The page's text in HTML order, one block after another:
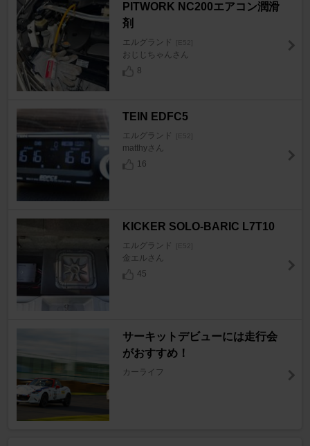
PITWORK NC200エアコン潤滑
剤
エルグランド [E52]
おじじちゃんさん
8
TEIN EDFC5
エルグランド [E52]
matthyさん
16
KICKER SOLO-BARIC L7T10
エルグランド [E52]
金エルさん
45
サーキットデビューには走行会
がおすすめ！
カーライフ